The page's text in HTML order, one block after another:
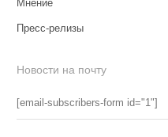
Мнение
Пресс-релизы
Новости на почту
[email-subscribers-form id="1"]